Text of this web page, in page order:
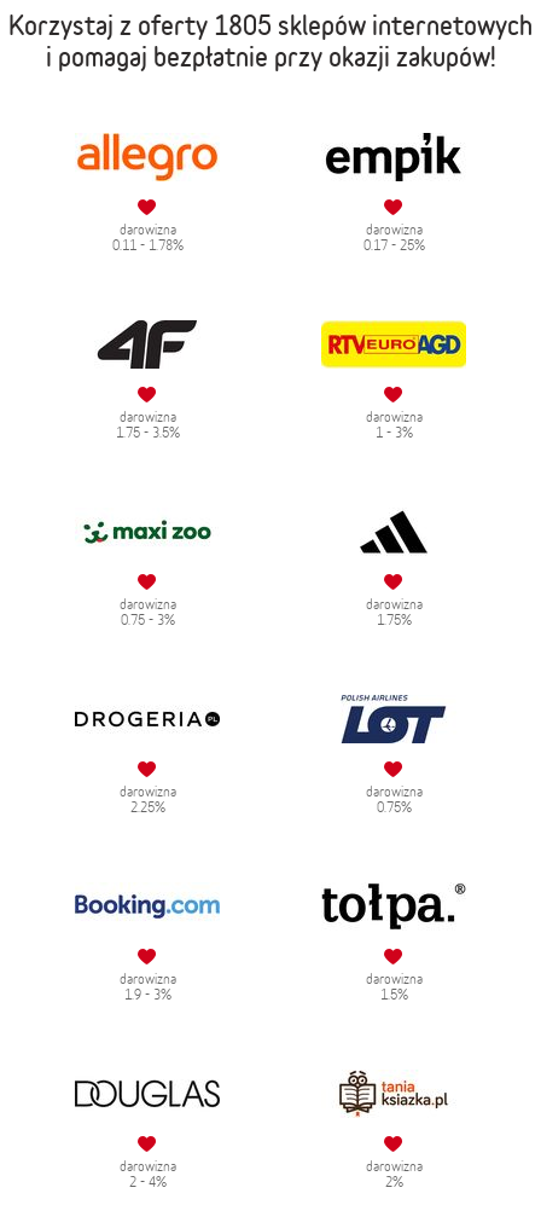
Korzystaj z oferty 1805 sklepów internetowych
i pomagaj bezpłatnie przy okazji zakupów!
darowizna
0.11 - 1.78%
darowizna
0.17 - 25%
darowizna
1.75 - 3.5%
darowizna
1 - 3%
darowizna
0.75 - 3%
darowizna
1.75%
darowizna
2.25%
darowizna
0.75%
darowizna
1.9 - 3%
darowizna
1.5%
darowizna
2 - 4%
darowizna
2%